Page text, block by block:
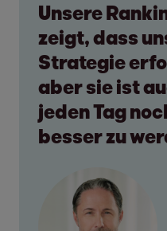
Unsere
zeigt, dass
Strategie
aber sie ist
jeden Tag
besser zu